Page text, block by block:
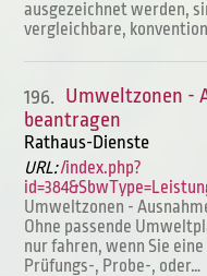
ausgezeichnet werden,
vergleichbare,
196. Umweltzonen -
beantragen
Rathaus-Dienste
URL:/index.php?
Umweltzonen -
Ohne passende
nur fahren, wenn Sie
Prüfungs-, Probe-, oder…